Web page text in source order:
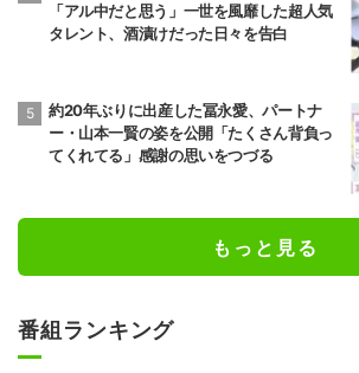
「アル中だと思う」一世を風靡した超人気
タレント、酒漬けだった日々を告白
約20年ぶりに出産した冨永愛、パートナ
ー・山本一賢の姿を公開「たくさん背負っ
てくれてる」感謝の思いをつづる
もっと見る
番組ランキング